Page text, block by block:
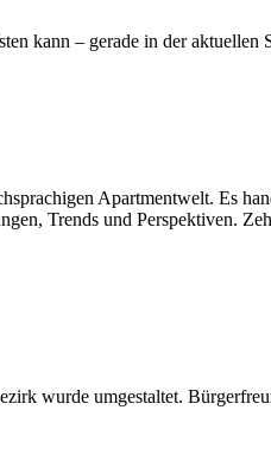
kann – gerade in der
Apartmentwelt. Es
Trends und Perspektiven.
wurde umgestaltet.